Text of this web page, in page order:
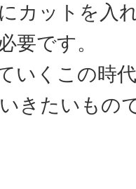
カットを入
要です。
いくこの時
きたいもの